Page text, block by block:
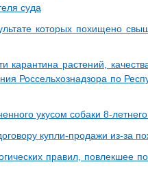
суда
которых похищено
карантина растений,
Россельхознадзора по
укусом собаки 8-
купли-продажи из-за
правил, повлекшее